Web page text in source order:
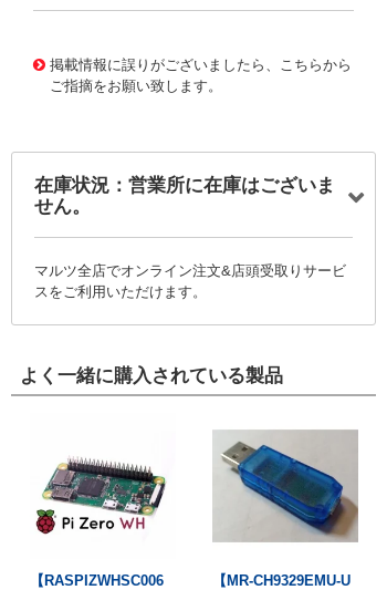
掲載情報に誤りがございましたら、こちらから
ご指摘をお願い致します。
在庫状況：営業所に在庫はございま
せん。
マルツ全店でオンライン注文&店頭受取りサービ
スをご利用いただけます。
よく一緒に購入されている製品
【RASPIZWHSC006
【MR-CH9329EMU-U